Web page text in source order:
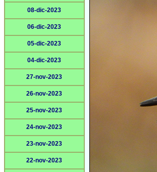
08-dic-2023
06-dic-2023
05-dic-2023
04-dic-2023
27-nov-2023
26-nov-2023
25-nov-2023
24-nov-2023
23-nov-2023
22-nov-2023